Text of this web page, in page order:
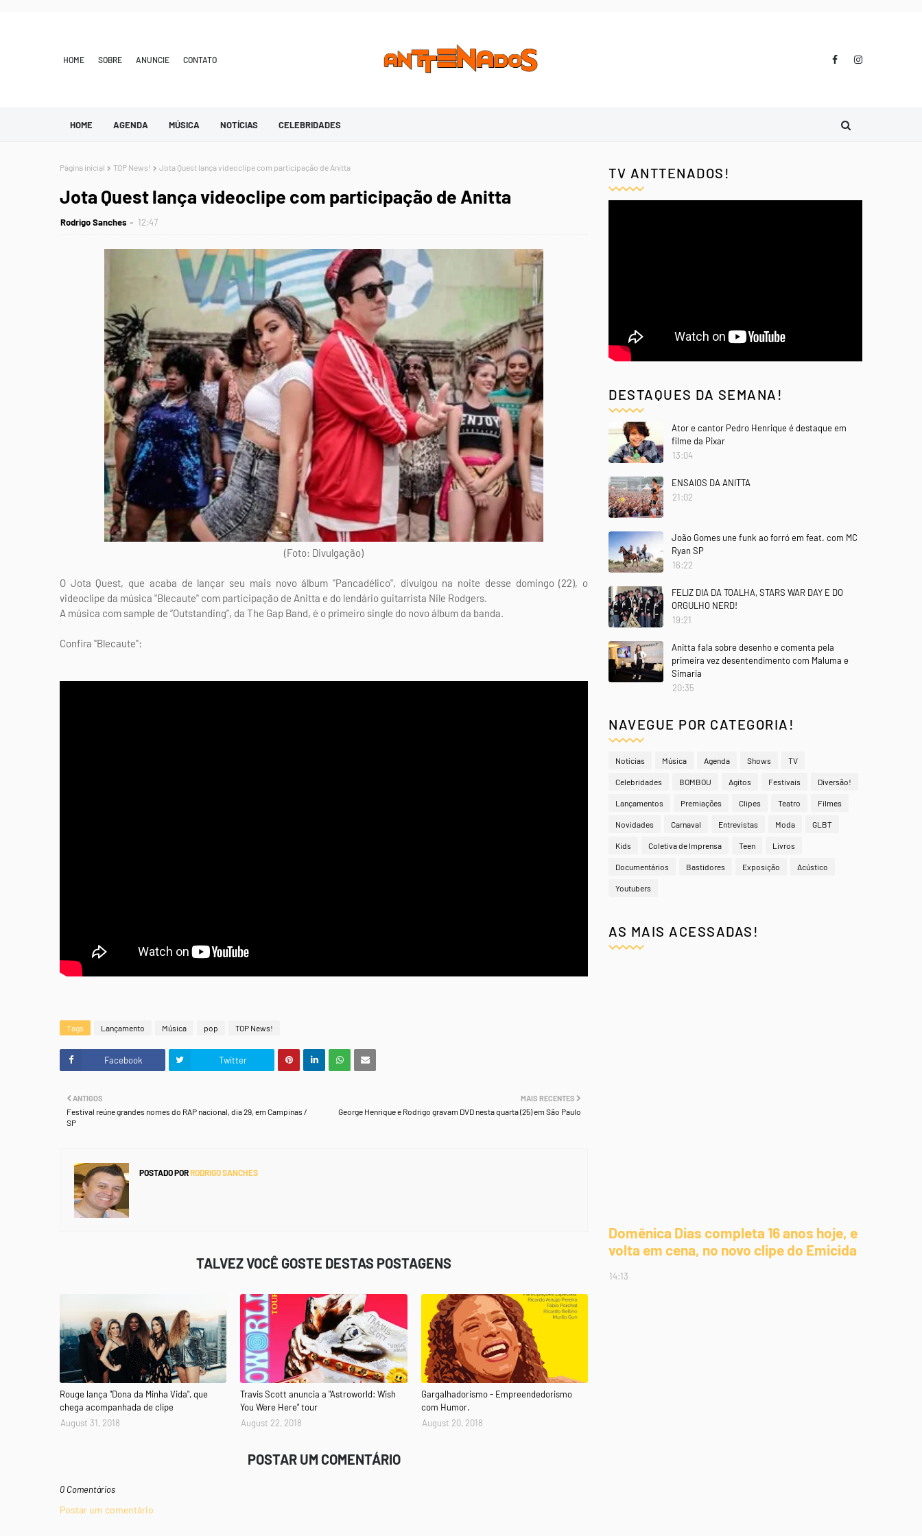
HOME SOBRE ANUNCIE CONTATO
HOME AGENDA MÚSICA NOTÍCIAS CELEBRIDADES
Página inicial TOP News! Jota Quest lança videoclipe com participação de Anitta
Jota Quest lança videoclipe com participação de Anitta
Rodrigo Sanches 12:47
(Foto: Divulgação)
O Jota Quest, que acaba de lançar seu mais novo álbum "Pancadélico", divulgou na noite desse domingo (22), o
videoclipe da música "Blecaute" com participação de Anitta e do lendário guitarrista Nile Rodgers.
A música com sample de “Outstanding”, da The Gap Band, é o primeiro single do novo álbum da banda.
Confira "Blecaute":
Tags Lançamento Música pop TOP News!
Facebook Twitter
MAIS RECENTES
George Henrique e Rodrigo gravam DVD nesta quarta (25) em São Paulo
ANTIGOS
Festival reúne grandes nomes do RAP nacional, dia 29, em Campinas /
SP
POSTADO PORRODRIGO SANCHES
TALVEZ VOCÊ GOSTE DESTAS POSTAGENS
Rouge lança "Dona da Minha Vida", que
chega acompanhada de clipe
August 31, 2018
Travis Scott anuncia a "Astroworld: Wish
You Were Here" tour
August 22, 2018
Gargalhadorismo - Empreendedorismo
com Humor.
August 20, 2018
POSTAR UM COMENTÁRIO
0 Comentários
Postar um comentário
TV ANTTENADOS!
DESTAQUES DA SEMANA!
Ator e cantor Pedro Henrique é destaque em
filme da Pixar
13:04
ENSAIOS DA ANITTA
21:02
João Gomes une funk ao forró em feat. com MC
Ryan SP
16:22
FELIZ DIA DA TOALHA, STARS WAR DAY E DO
ORGULHO NERD!
19:21
Anitta fala sobre desenho e comenta pela
primeira vez desentendimento com Maluma e
Simaria
20:35
NAVEGUE POR CATEGORIA!
Notícias Música Agenda Shows TV
Celebridades BOMBOU Agitos Festivais Diversão!
Lançamentos Premiações Clipes Teatro Filmes
Novidades Carnaval Entrevistas Moda GLBT
Kids Coletiva de Imprensa Teen Livros
Documentários Bastidores Exposição Acústico
Youtubers
AS MAIS ACESSADAS!
Domênica Dias completa 16 anos hoje, e
volta em cena, no novo clipe do Emicida
14:13